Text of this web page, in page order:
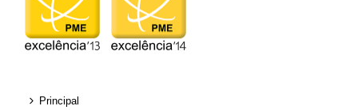
Principal